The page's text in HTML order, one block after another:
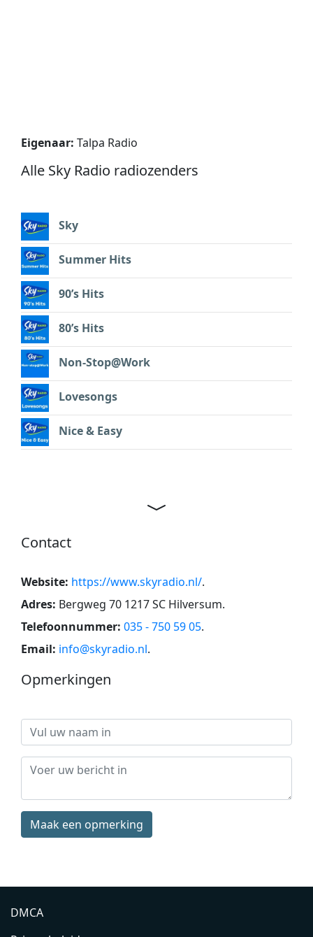
Eigenaar: Talpa Radio
Alle Sky Radio radiozenders
Sky
Summer Hits
90’s Hits
80’s Hits
Non-Stop@Work
Lovesongs
Nice & Easy
Contact
Website: https://www.skyradio.nl/.
Adres: Bergweg 70 1217 SC Hilversum.
Telefoonnummer: 035 - 750 59 05.
Email: info@skyradio.nl.
Opmerkingen
Maak een opmerking
DMCA